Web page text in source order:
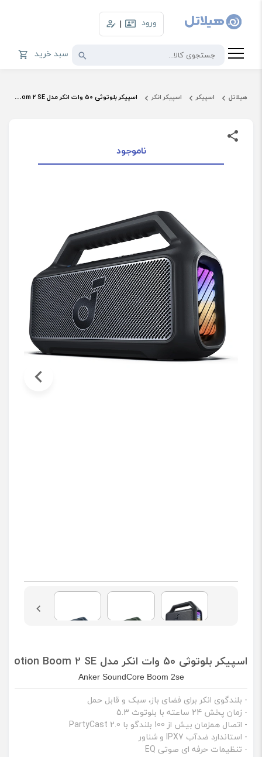
ورود |
سبد خرید
هیلاتل اسپیکر اسپیکر انکر اسپیکر بلوتوثی 50 وات انکر مدل Motion Boom 2 SE
ناموجود
اسپیکر بلوتوثی 50 وات انکر مدل Motion Boom 2 SE
Anker SoundCore Boom 2se
- بلندگوی انکر برای فضای باز، سبک و قابل حمل
- زمان پخش 24 ساعته با بلوتوث 5.3
- اتصال همزمان بیش از 100 بلندگو با PartyCast 2.0
- استاندارد ضدآب IPX7 و شناور
- تنظیمات حرفه ای صوتی EQ